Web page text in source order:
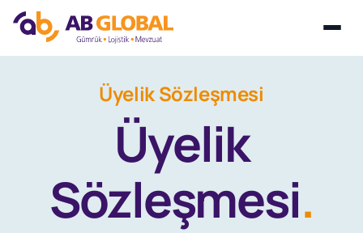
Üyelik Sözleşmesi
Üyelik
Sözleşmesi.